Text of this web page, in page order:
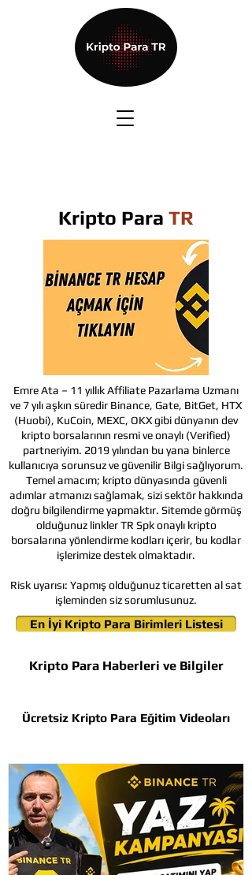
Ücretsiz Kripto Para Eğitim Videoları
Kripto Para Haberleri ve Bilgiler
En İyi Kripto Para Birimleri Listesi
Kripto Para TR
Emre Ata – 11 yıllık Affiliate Pazarlama Uzmanı
ve 7 yılı aşkın süredir Binance, Gate, BitGet, HTX
(Huobi), KuCoin, MEXC, OKX gibi dünyanın dev
kripto borsalarının resmi ve onaylı (Verified)
partneriyim. 2019 yılından bu yana binlerce
kullanıcıya sorunsuz ve güvenilir Bilgi sağlıyorum.
Temel amacım; kripto dünyasında güvenli
adımlar atmanızı sağlamak, sizi sektör hakkında
doğru bilgilendirme yapmaktır. Sitemde görmüş
olduğunuz linkler TR Spk onaylı kripto
borsalarına yönlendirme kodları içerir, bu kodlar
işlerimize destek olmaktadır.
Risk uyarısı: Yapmış olduğunuz ticaretten al sat
işleminden siz sorumlusunuz.